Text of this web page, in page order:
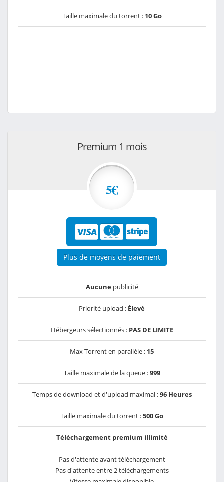
Taille maximale du torrent : 10 Go
Premium 1 mois
5€
Plus de moyens de paiement
Aucunepublicité
Priorité upload : Élevé
Hébergeurs sélectionnés : PAS DE LIMITE
Max Torrent en parallèle : 15
Taille maximale de la queue :999
Temps de download et d'upload maximal :96 Heures
Taille maximale du torrent :500 Go
Téléchargement premium illimité
Pas d'attente avant téléchargement
Pas d'attente entre 2 téléchargements